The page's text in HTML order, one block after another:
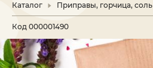
Каталог Приправы, горчица, соль
Код 000001490